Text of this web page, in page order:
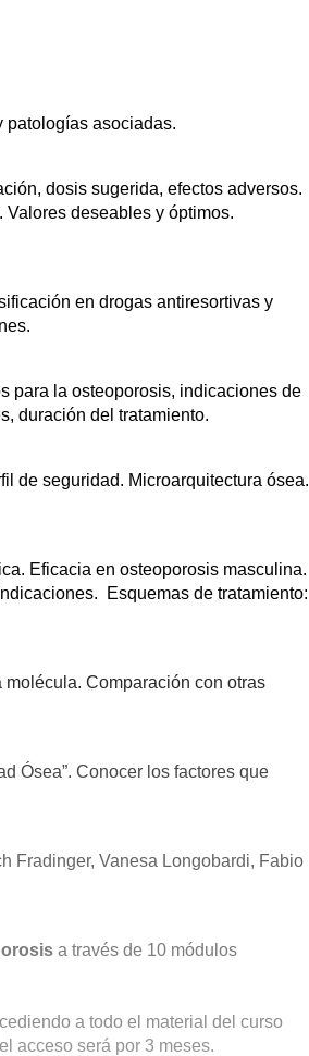
patologías asociadas.
dosis sugerida, efectos adversos.
deseables y óptimos.
en drogas antiresortivas y
para la osteoporosis, indicaciones de
duración del tratamiento.
de seguridad. Microarquitectura ósea.
Eficacia en osteoporosis masculina.
Esquemas de tratamiento:
Comparación con otras
Ósea”. Conocer los factores que
Fradinger, Vanesa Longobardi, Fabio
a través de 10 módulos
a todo el material del curso
acceso será por 3 meses.